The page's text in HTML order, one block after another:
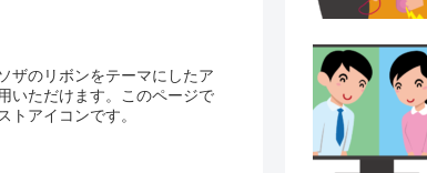
ザのリボンをテーマにしたア
いただけます。このページで
トアイコンです。